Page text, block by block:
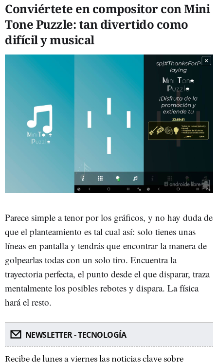
Conviértete en compositor con Mini
Tone Puzzle: tan divertido como
difícil y musical
Parece simple a tenor por los gráficos, y no hay duda de
que el planteamiento es tal cual así: solo tienes unas
líneas en pantalla y tendrás que encontrar la manera de
golpearlas todas con un solo tiro. Encuentra la
trayectoria perfecta, el punto desde el que disparar, traza
mentalmente los posibles rebotes y dispara. La física
hará el resto.
NEWSLETTER - TECNOLOGÍA
Recibe de lunes a viernes las noticias clave sobre